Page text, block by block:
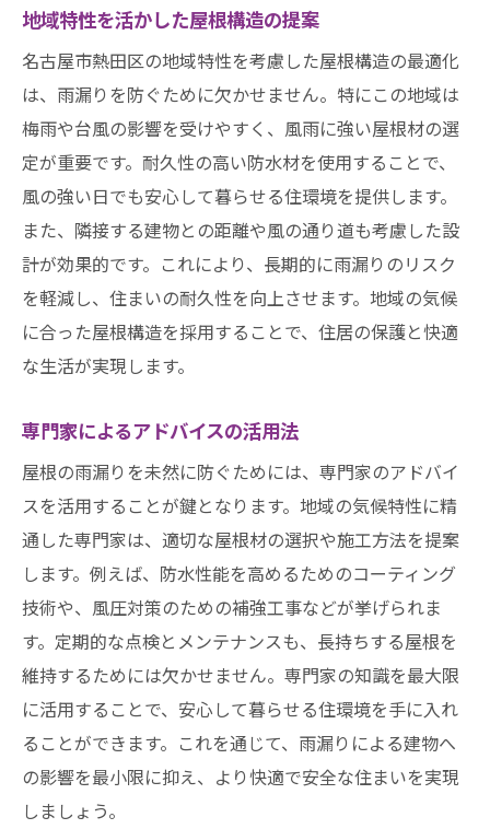
地域特性を活かした屋根構造の提案
名古屋市熱田区の地域特性を考慮した屋根構造の最適化
は、雨漏りを防ぐために欠かせません。特にこの地域は
梅雨や台風の影響を受けやすく、風雨に強い屋根材の選
定が重要です。耐久性の高い防水材を使用することで、
風の強い日でも安心して暮らせる住環境を提供します。
また、隣接する建物との距離や風の通り道も考慮した設
計が効果的です。これにより、長期的に雨漏りのリスク
を軽減し、住まいの耐久性を向上させます。地域の気候
に合った屋根構造を採用することで、住居の保護と快適
な生活が実現します。
専門家によるアドバイスの活用法
屋根の雨漏りを未然に防ぐためには、専門家のアドバイ
スを活用することが鍵となります。地域の気候特性に精
通した専門家は、適切な屋根材の選択や施工方法を提案
します。例えば、防水性能を高めるためのコーティング
技術や、風圧対策のための補強工事などが挙げられま
す。定期的な点検とメンテナンスも、長持ちする屋根を
維持するためには欠かせません。専門家の知識を最大限
に活用することで、安心して暮らせる住環境を手に入れ
ることができます。これを通じて、雨漏りによる建物へ
の影響を最小限に抑え、より快適で安全な住まいを実現
しましょう。